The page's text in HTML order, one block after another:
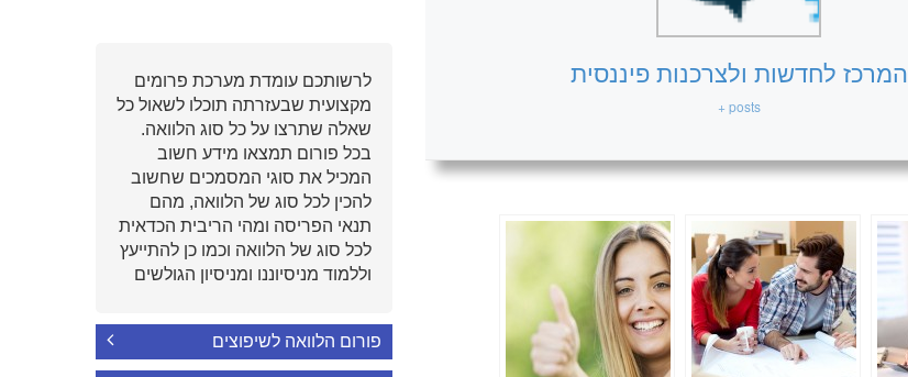
המרכז לחדשות ולצרכנות פיננסית
+ posts
לרשותכם עומדת מערכת פרומים
מקצועית שבעזרתה תוכלו לשאול כל
שאלה שתרצו על כל סוג הלוואה.
בכל פורום תמצאו מידע חשוב
המכיל את סוגי המסמכים שחשוב
להכין לכל סוג של הלוואה, מהם
תנאי הפריסה ומהי הריבית הכדאית
לכל סוג של הלוואה וכמו כן להתייעץ
וללמוד מניסיוננו ומניסיון הגולשים
פורום הלוואה לשיפוצים